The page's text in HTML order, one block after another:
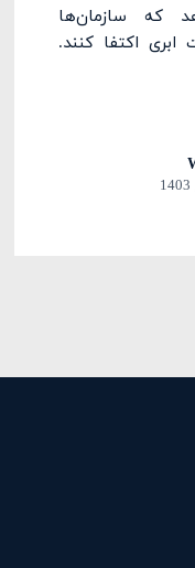
که سازمان‌ها
اکتفا کنند.